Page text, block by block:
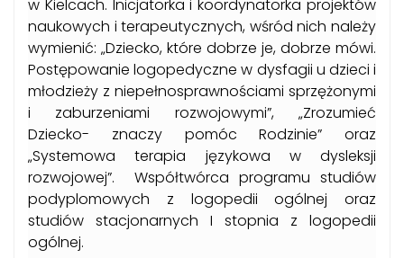
w Kielcach. Inicjatorka i koordynatorka projektów
naukowych i terapeutycznych, wśród nich należy
wymienić: „Dziecko, które dobrze je, dobrze mówi.
Postępowanie logopedyczne w dysfagii u dzieci i
młodzieży z niepełnosprawnościami sprzężonymi
i zaburzeniami rozwojowymi”, „Zrozumieć
Dziecko- znaczy pomóc Rodzinie” oraz
„Systemowa terapia językowa w dysleksji
rozwojowej”. Współtwórca programu studiów
podyplomowych z logopedii ogólnej oraz
studiów stacjonarnych I stopnia z logopedii
ogólnej.